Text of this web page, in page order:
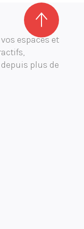
espaces et
plus de